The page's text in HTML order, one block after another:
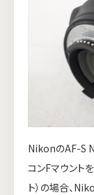
NikonのAF-S
コンFマウント
ト）の場合、